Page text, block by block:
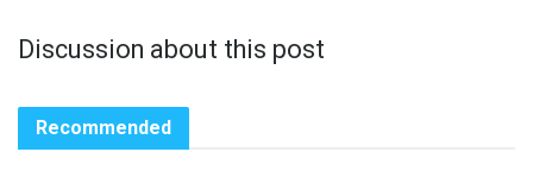
Discussion about this post
Recommended